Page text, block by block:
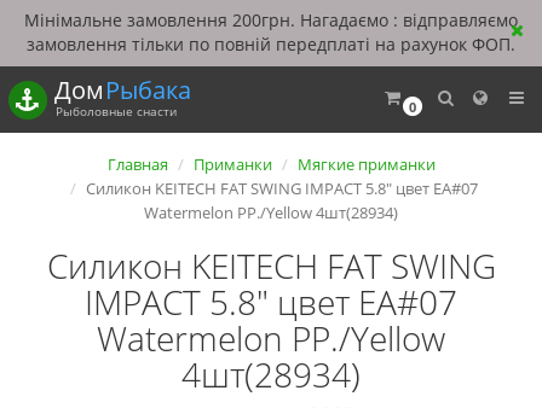
Мінімальне замовлення 200грн. Нагадаємо : відправляємо
замовлення тільки по повній передплаті на рахунок ФОП.
0
ДомРыбака
Рыболовные снасти
Главная Приманки
Мягкие приманки
Силикон KEITECH FAT SWING IMPACT 5.8" цвет EA#07
Watermelon PP./Yellow 4шт(28934)
Силикон KEITECH FAT SWING
IMPACT 5.8" цвет EA#07
Watermelon PP./Yellow
4шт(28934)